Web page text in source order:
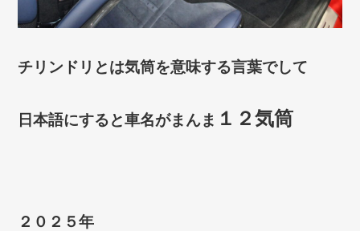
チリンドリとは気筒を意味する言葉でして
日本語にすると車名がまんま １２気筒
２０２５年